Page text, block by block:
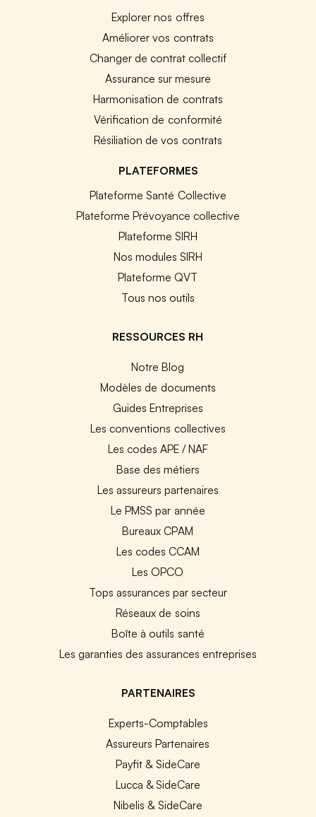
Explorer nos offres
Améliorer vos contrats
Changer de contrat collectif
Assurance sur mesure
Harmonisation de contrats
Vérification de conformité
Résiliation de vos contrats
PLATEFORMES
Plateforme Santé Collective
Plateforme Prévoyance collective
Plateforme SIRH
Nos modules SIRH
Plateforme QVT
Tous nos outils
RESSOURCES RH
Notre Blog
Modèles de documents
Guides Entreprises
Les conventions collectives
Les codes APE / NAF
Base des métiers
Les assureurs partenaires
Le PMSS par année
Bureaux CPAM
Les codes CCAM
Les OPCO
Tops assurances par secteur
Réseaux de soins
Boîte à outils santé
Les garanties des assurances entreprises
PARTENAIRES
Experts-Comptables
Assureurs Partenaires
Payfit & SideCare
Lucca & SideCare
Nibelis & SideCare